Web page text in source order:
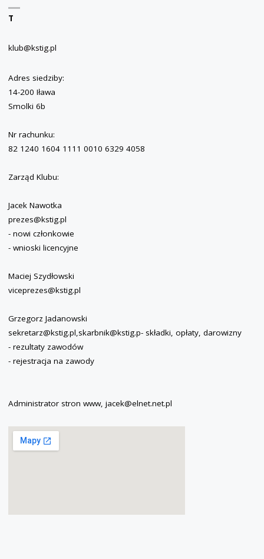
T
klub@kstig.pl
Adres siedziby:
14-200 Iława
Smolki 6b
Nr rachunku:
82 1240 1604 1111 0010 6329 4058
Zarząd Klubu:
Jacek Nawotka
prezes@kstig.pl
- nowi członkowie
- wnioski licencyjne
Maciej Szydłowski
viceprezes@kstig.pl
Grzegorz Jadanowski
sekretarz@kstig.pl,skarbnik@kstig.p- składki, opłaty, darowizny
- rezultaty zawodów
- rejestracja na zawody
Administrator stron www, jacek@elnet.net.pl